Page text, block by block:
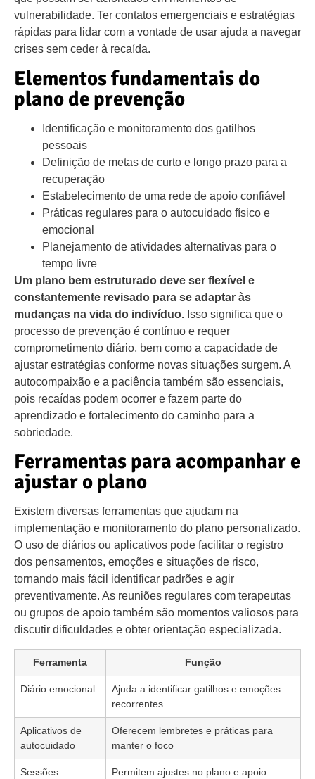
vulnerabilidade. Ter contatos emergenciais e estratégias
rápidas para lidar com a vontade de usar ajuda a navegar
crises sem ceder à recaída.
Elementos fundamentais do
plano de prevenção
Identificação e monitoramento dos gatilhos
pessoais
Definição de metas de curto e longo prazo para a
recuperação
Estabelecimento de uma rede de apoio confiável
Práticas regulares para o autocuidado físico e
emocional
Planejamento de atividades alternativas para o
tempo livre
Um plano bem estruturado deve ser flexível e
constantemente revisado para se adaptar às
mudanças na vida do indivíduo. Isso significa que o
processo de prevenção é contínuo e requer
comprometimento diário, bem como a capacidade de
ajustar estratégias conforme novas situações surgem. A
autocompaixão e a paciência também são essenciais,
pois recaídas podem ocorrer e fazem parte do
aprendizado e fortalecimento do caminho para a
sobriedade.
Ferramentas para acompanhar e
ajustar o plano
Existem diversas ferramentas que ajudam na
implementação e monitoramento do plano personalizado.
O uso de diários ou aplicativos pode facilitar o registro
dos pensamentos, emoções e situações de risco,
tornando mais fácil identificar padrões e agir
preventivamente. As reuniões regulares com terapeutas
ou grupos de apoio também são momentos valiosos para
discutir dificuldades e obter orientação especializada.
Ferramenta Função
Diário emocional
Ajuda a identificar gatilhos e emoções
recorrentes
Aplicativos de
autocuidado
Oferecem lembretes e práticas para
manter o foco
Sessões
Permitem ajustes no plano e apoio